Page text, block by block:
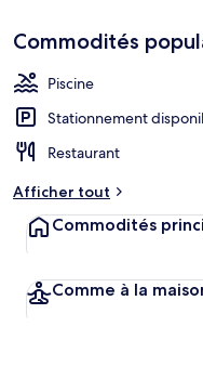
Commodités
Piscine
Stationnement
Restaurant
Afficher tout
Commodités
Comme à la